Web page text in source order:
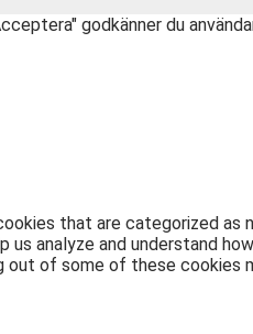
godkänner du
that are categorized as
analyze and understand
of some of these cookies